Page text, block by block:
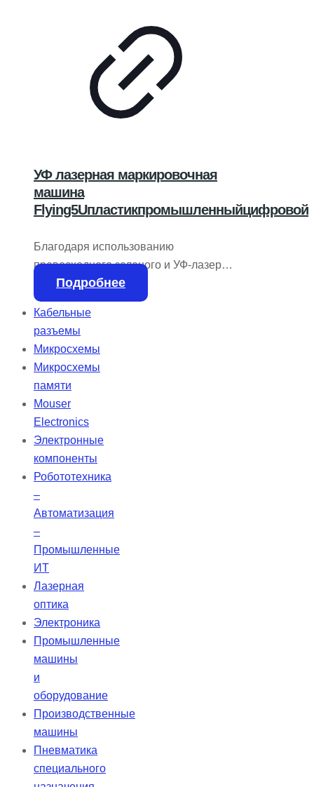
УФ лазерная маркировочная
машина
Flying5Uпластикпромышленныйцифровой
Благодаря использованию
превосходного зеленого и УФ-лазера
материал легче впитывается, а его
термодиффузия может быть
уменьшена. Метод разрыва
молекулярных связей может
обеспечить чисто черную,
бесконтактную и более четкую
маркировку с эффектом печати.
Благодаря использованию
превосходного зеленого и УФ-лазера
материал легче впитывается, а его
термодиффузия может быть
уменьшена. Метод разрыва
молекулярных связей может
обеспечить чисто черную,
бесконтактную […]
Подробнее
Кабельные
разъемы
Микросхемы
Микросхемы
памяти
Mouser
Electronics
Электронные
компоненты
Робототехника
–
Автоматизация
–
Промышленные
ИТ
Лазерная
оптика
Электроника
Промышленные
машины
и
оборудование
Производственные
машины
Пневматика
специального